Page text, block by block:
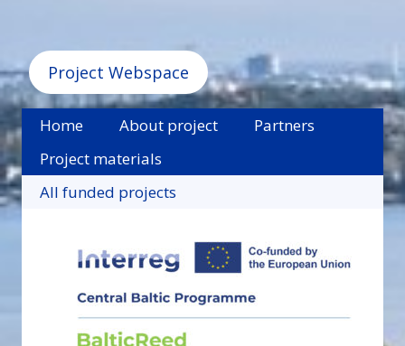
Project Webspace
Home About project
Partners
Project materials
All funded projects